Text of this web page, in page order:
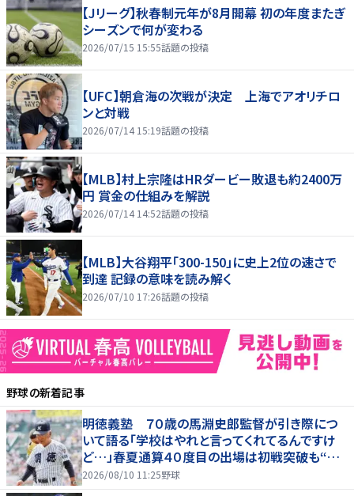
【Jリーグ】秋春制元年が8月開幕 初の年度またぎ
シーズンで何が変わる
2026/07/15 15:55話題の投稿
【UFC】朝倉海の次戦が決定 上海でアオリチロ
ンと対戦
2026/07/14 15:19話題の投稿
【MLB】村上宗隆はHRダービー敗退も約2400万
円 賞金の仕組みを解説
2026/07/14 14:52話題の投稿
【MLB】大谷翔平「300-150」に史上2位の速さで
到達 記録の意味を読み解く
2026/07/10 17:26話題の投稿
野球の新着記事
明徳義塾 ７０歳の馬淵史郎監督が引き際につ
いて語る「学校はやれと言ってくれてるんですけ
ど…」春夏通算４０度目の出場は初戦突破も“馬
淵節”炸裂
2026/08/10 11:25野球